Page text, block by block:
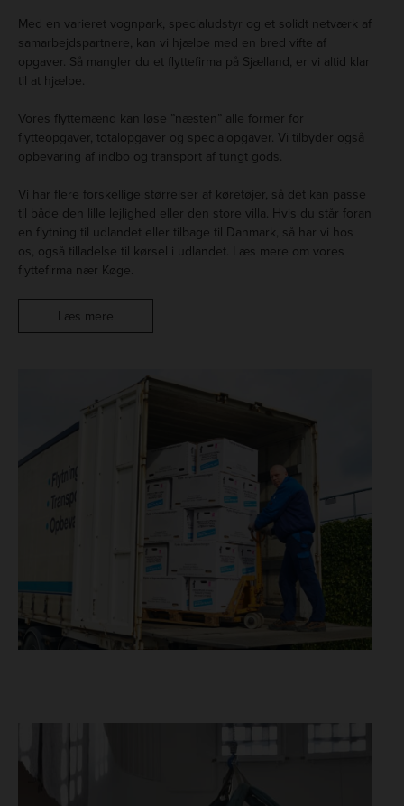
Med en varieret vognpark, specialudstyr og et solidt netværk af
samarbejdspartnere, kan vi hjælpe med en bred vifte af
opgaver. Så mangler du et flyttefirma på Sjælland, er vi altid klar
til at hjælpe.
Vores flyttemænd kan løse ”næsten” alle former for
flytteopgaver, totalopgaver og specialopgaver. Vi tilbyder også
opbevaring af indbo og transport af tungt gods.
Vi har flere forskellige størrelser af køretøjer, så det kan passe
til både den lille lejlighed eller den store villa. Hvis du står foran
en flytning til udlandet eller tilbage til Danmark, så har vi hos
os, også tilladelse til kørsel i udlandet. Læs mere om vores
flyttefirma nær Køge.
Læs mere